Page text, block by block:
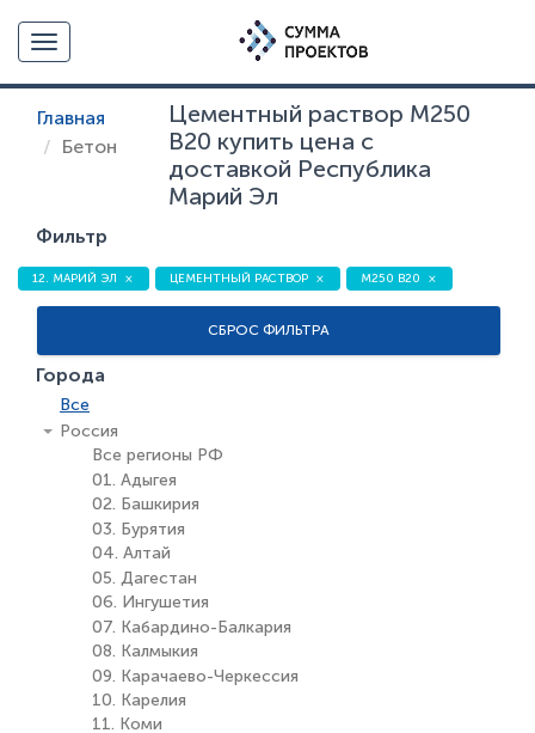
Toggle navigation
Главная
Бетон
Цементный раствор М250
В20 купить цена с
доставкой Республика
Марий Эл
Фильтр
12. МАРИЙ ЭЛ ЦЕМЕНТНЫЙ РАСТВОР М250 В20
СБРОС ФИЛЬТРА
Города
Все
Россия
Все регионы РФ
01. Адыгея
02. Башкирия
03. Бурятия
04. Алтай
05. Дагестан
06. Ингушетия
07. Кабардино-Балкария
08. Калмыкия
09. Карачаево-Черкессия
10. Карелия
11. Коми